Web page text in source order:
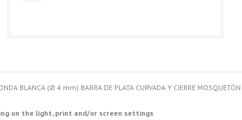
BLANCA (Ø 4 mm) BARRA DE PLATA CURVADA Y CIERRE
on the light, print and/or screen settings